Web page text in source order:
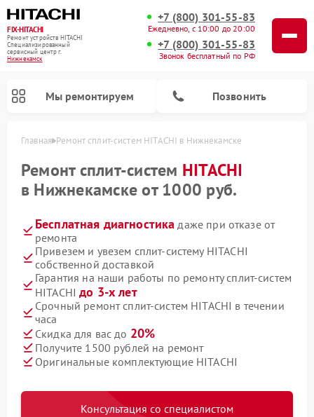
FIX-HITACHI
Ремонт устройств HITACHI
Специализированный
cервисный центр г.
Нижнекамск
+7 (800) 301-55-83
Ежедневно, с 10:00 до 20:00
+7 (800) 301-55-83
Звонок бесплатный по РФ
Мы ремонтируем Позвонить
Главная Ремонт сплит-систем HITACHI в Нижнекамске
Ремонт сплит-систем HITACHI
в Нижнекамске от 1000 руб.
Бесплатная диагностика даже при отказе от
ремонта
Привезем и увезем сплит-систему HITACHI
собственной доставкой
Гарантия на наши работы по ремонту сплит-систем
HITACHIдо 3-х лет
Срочный ремонт сплит-систем HITACHI в течении
часа
Скидка для вас до 20%
Получите 1500 рублей на ремонт
Оригинальные комплектующие HITACHI
Консультация со специалистом